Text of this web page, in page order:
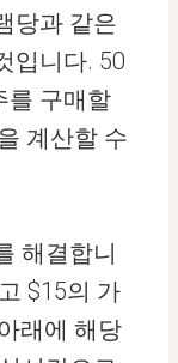
당과 같은
입니다. 50
를 구매할
계산할 수
해결합니
$15의 가
래에 해당